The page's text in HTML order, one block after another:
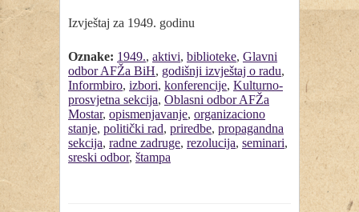
Izvještaj za 1949. godinu
Oznake: 1949., aktivi, biblioteke, Glavni
odbor AFŽa BiH, godišnji izvještaj o radu,
Informbiro, izbori, konferencije, Kulturno-
prosvjetna sekcija, Oblasni odbor AFŽa
Mostar, opismenjavanje, organizaciono
stanje, politički rad, priredbe, propagandna
sekcija, radne zadruge, rezolucija, seminari,
sreski odbor, štampa